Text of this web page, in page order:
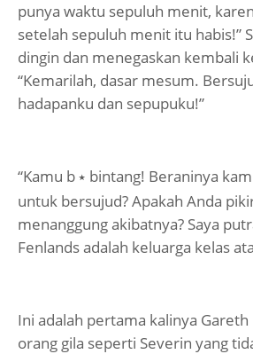
punya waktu sepuluh menit,
setelah sepuluh menit itu habis!”
dingin dan menegaskan kembali
“Kemarilah, dasar mesum.
hadapanku dan sepupuku!”
“Kamu b ⭑ bintang! Beraninya
untuk bersujud? Apakah Anda
menanggung akibatnya? Saya
Fenlands adalah keluarga kelas
Ini adalah pertama kalinya
orang gila seperti Severin yang